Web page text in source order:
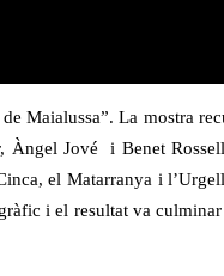
Maialussa”. La mostra
Àngel Jové i Benet
el Matarranya i
i el resultat va culminar